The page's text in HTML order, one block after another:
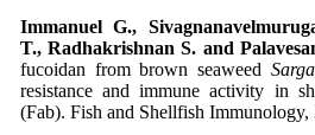
Immanuel G.,
T., Radhakrishnan S. and
fucoidan from brown seaweed
resistance and immune activity in
(Fab). Fish and Shellfish Immunology,